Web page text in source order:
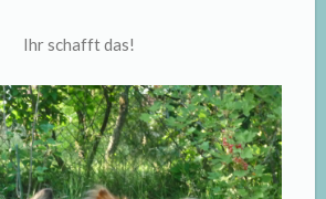
Ihr schafft das!